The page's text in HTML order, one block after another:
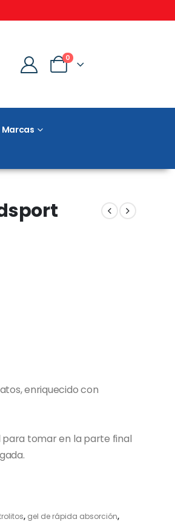
0
Marcas
enriquecido con
para tomar en la parte final
, gel de rápida absorción,